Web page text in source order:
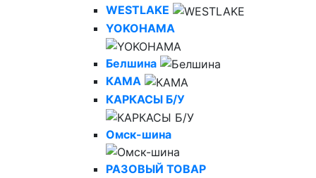
WESTLAKE
YOKOHAMA
Белшина
КАМА
КАРКАСЫ Б/У
Омск-шина
РАЗОВЫЙ ТОВАР